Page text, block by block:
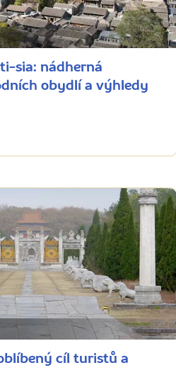
sia: nádherná
obydlí a výhledy
cíl turistů a